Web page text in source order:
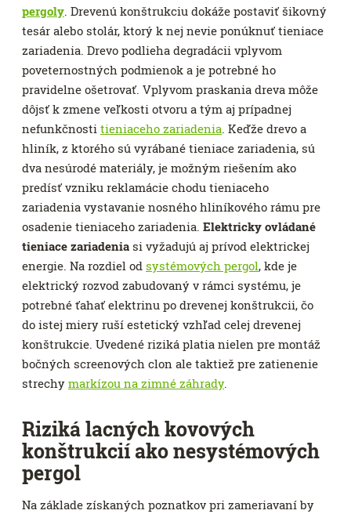
pergoly. Drevenú konštrukciu dokáže postaviť šikovný
tesár alebo stolár, ktorý k nej nevie ponúknuť tieniace
zariadenia. Drevo podlieha degradácii vplyvom
poveternostných podmienok a je potrebné ho
pravidelne ošetrovať. Vplyvom praskania dreva môže
dôjsť k zmene veľkosti otvoru a tým aj prípadnej
nefunkčnosti tieniaceho zariadenia. Keďže drevo a
hliník, z ktorého sú vyrábané tieniace zariadenia, sú
dva nesúrodé materiály, je možným riešením ako
predísť vzniku reklamácie chodu tieniaceho
zariadenia vystavanie nosného hliníkového rámu pre
osadenie tieniaceho zariadenia. Elektricky ovládané
tieniace zariadenia si vyžadujú aj prívod elektrickej
energie. Na rozdiel od systémových pergol, kde je
elektrický rozvod zabudovaný v rámci systému, je
potrebné ťahať elektrinu po drevenej konštrukcii, čo
do istej miery ruší estetický vzhľad celej drevenej
konštrukcie. Uvedené riziká platia nielen pre montáž
bočných screenových clon ale taktiež pre zatienenie
strechy markízou na zimné záhrady.
Riziká lacných kovových
konštrukcií ako nesystémových
pergol
Na základe získaných poznatkov pri zameriavaní by